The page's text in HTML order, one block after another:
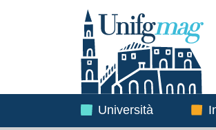
Testata
Università
Immagine